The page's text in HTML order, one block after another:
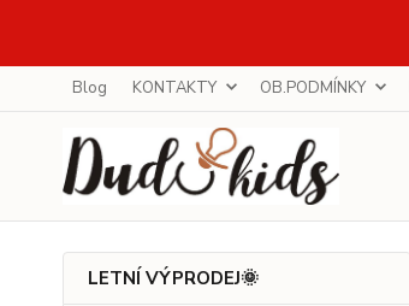
Blog KONTAKTY OB.PODMÍNKY
LETNÍ VÝPRODEJ🌞